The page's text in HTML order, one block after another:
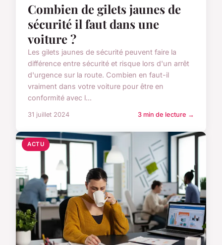
Combien de gilets jaunes de
sécurité il faut dans une
voiture ?
Les gilets jaunes de sécurité peuvent faire la
différence entre sécurité et risque lors d'un arrêt
d'urgence sur la route. Combien en faut-il
vraiment dans votre voiture pour être en
conformité avec l...
31 juillet 2024 3 min de lecture →
ACTU